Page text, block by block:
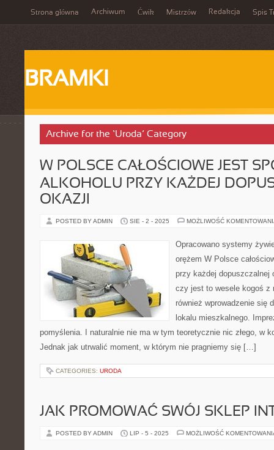
Strona główna Archiwum Ćwik Mistrzów Redakcja Spis
BRAMKI
Archive for the ‘Uroda’ Category
W POLSCE CAŁOŚCIOWE JEST
ALKOHOLU PRZY KAŻDEJ
OKAZJI
POSTED BY ADMIN SIE - 2 - 2025 MOŻLIWOŚĆ
Opracowano systemy
orężem W Polsce
przy każdej dopuszczalnej
czy jest to wesele kogoś z
również wprowadzenie się
lokalu mieszkalnego.
pomyślenia. I naturalnie nie ma w tym teoretycznie nic złego, w
Jednak jak utrwalić moment, w którym nie pragniemy się […]
CATEGORIES: URODA
JAK PROMOWAĆ SWÓJ SKLEP
POSTED BY ADMIN LIP - 5 - 2025 MOŻLIWOŚĆ